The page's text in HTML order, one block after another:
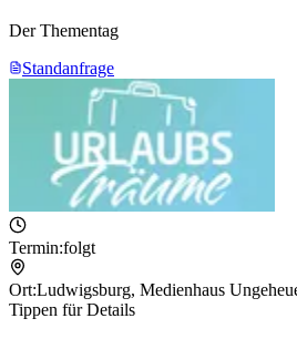
Der Thementag
Standanfrage
Termin:folgt
Ort:Ludwigsburg, Medienhaus
Tippen für Details